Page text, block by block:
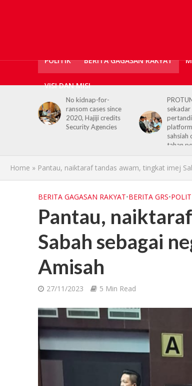
POLITIK BERITA GAGASAN RAKYAT
VISI DAN MISI
PROTUNe bukan
sekadar
pertandingan, ia
platform bentuk
Hajiji
Home » Pantau, naiktaraf tandas awam, tingkat imej
BERITA GAGASAN RAKYAT•BERITA GRS•
Pantau,
Sabah sebagai
Amisah
27/11/2023 5 Min Read